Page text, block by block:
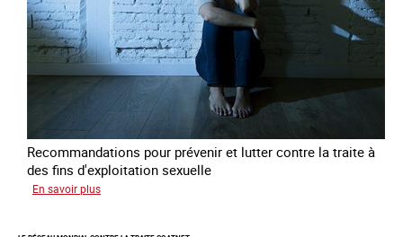
Recommandations pour prévenir et lutter contre la traite à
des fins d'exploitation sexuelle
En savoir plus